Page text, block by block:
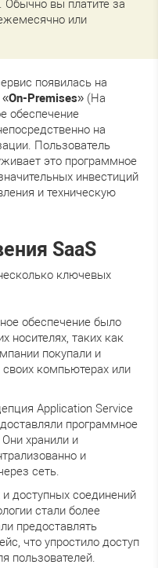
Обычно вы платите за
или
появилась на
«On-Premises» (На
обеспечение
на
Пользователь
это программное
инвестиций
и техническую
SaaS
ключевых
обеспечение было
носителях, таких как
покупали и
компьютерах или
Application Service
программное
хранили и
и
сеть.
доступных соединений
стали более
предоставлять
что упростило доступ
пользователей.